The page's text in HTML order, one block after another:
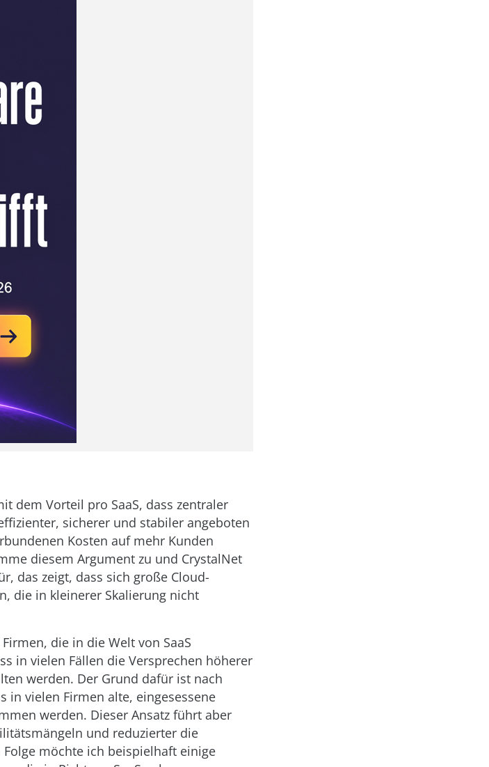
dem Vorteil pro SaaS, dass zentraler
sicherer und stabiler angeboten
Kosten auf mehr Kunden
diesem Argument zu und CrystalNet
das zeigt, dass sich große Cloud-
die in kleinerer Skalierung nicht
die in die Welt von SaaS
in vielen Fällen die Versprechen höherer
werden. Der Grund dafür ist nach
in vielen Firmen alte, eingesessene
werden. Dieser Ansatz führt aber
und reduzierter die
möchte ich beispielhaft einige